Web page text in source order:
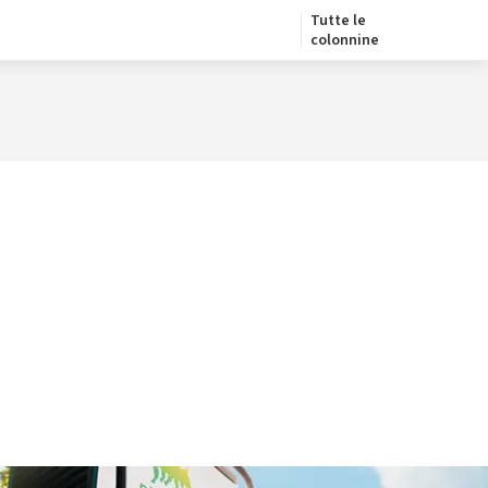
Tutte le
colonnine